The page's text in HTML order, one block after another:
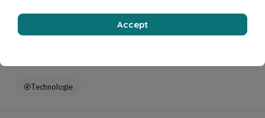
Technologie
Accept